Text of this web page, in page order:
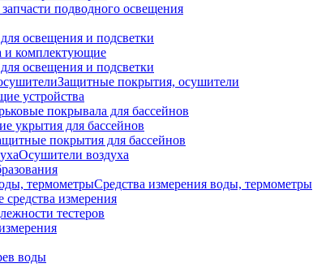
подводного освещения
освещения и подсветки
и комплектующие
освещения и подсветки
Защитные покрытия, осушители
устройства
покрывала для бассейнов
укрытия для бассейнов
покрытия для бассейнов
Осушители воздуха
Средства измерения воды, термометры
измерения
тестеров
воды